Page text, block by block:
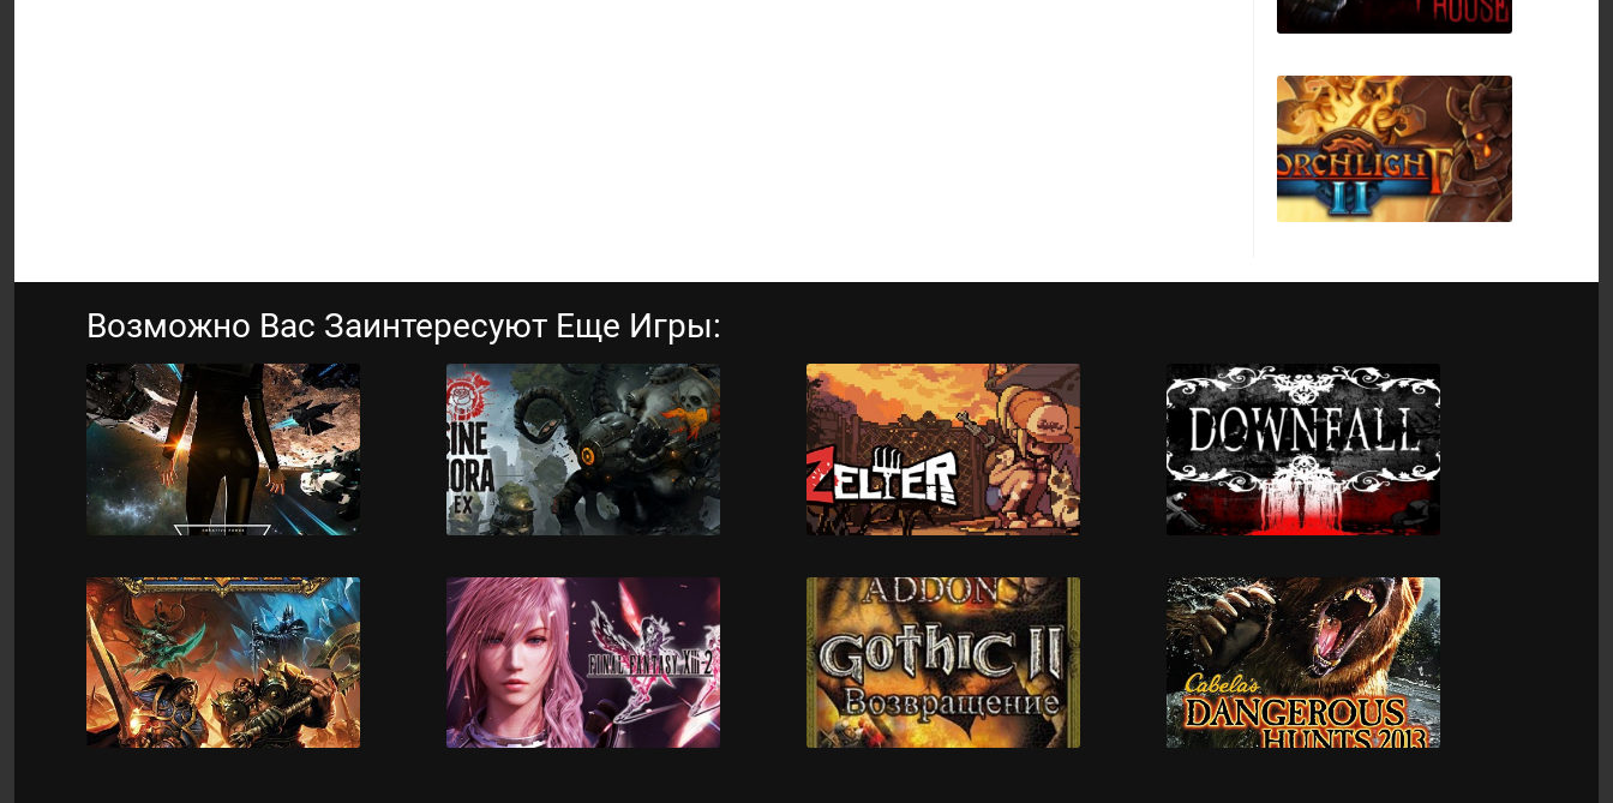
Blue Estate The
The Conjuring
Torchlight II
Возможно Вас Заинтересуют Еще Игры:
Ancient Space Sine Mora EX Zelter Downfall